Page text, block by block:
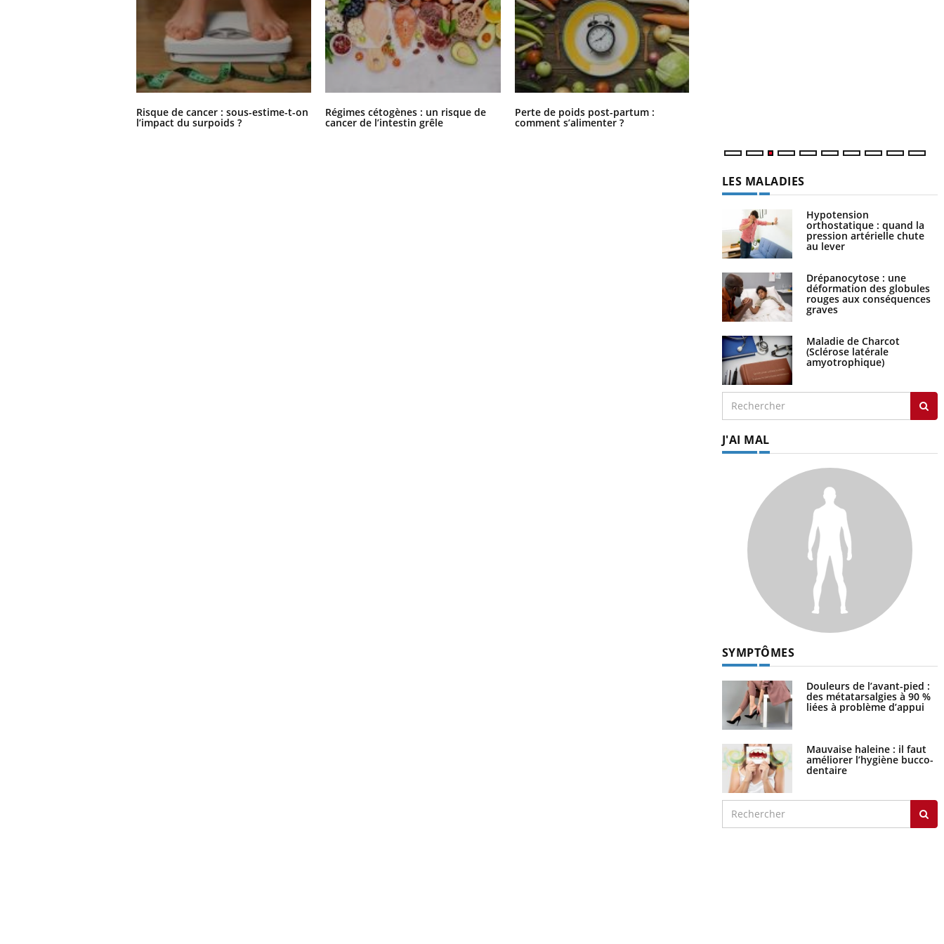
Risque de cancer : sous-estime-t-on
l’impact du surpoids ?
Régimes cétogènes : un risque de
cancer de l’intestin grêle
Perte de poids post-partum :
comment s’alimenter ?
LES MALADIES
Hypotension
orthostatique : quand la
pression artérielle chute
au lever
Drépanocytose : une
déformation des globules
rouges aux conséquences
graves
Maladie de Charcot
(Sclérose latérale
amyotrophique)
J'AI MAL
SYMPTÔMES
Douleurs de l’avant-pied :
des métatarsalgies à 90 %
liées à problème d’appui
Mauvaise haleine : il faut
améliorer l’hygiène bucco-
dentaire